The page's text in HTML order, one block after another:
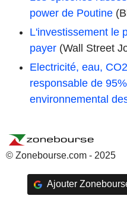
power de Poutine
L'investissement le
payer (Wall Street
Electricité, eau,
responsable de
environnemental
© Zonebourse.com - 2025
Ajouter